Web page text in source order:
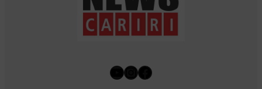
Youtube
Instagram
Facebook